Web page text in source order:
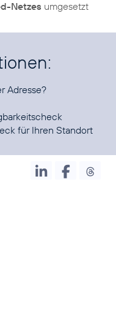
Netzes umgesetzt
Adresse?
für Ihren Standort